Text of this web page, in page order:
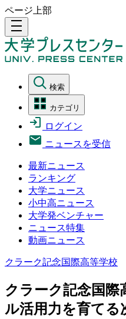
ページ上部
density_medium
検索
カテゴリ
ログイン
ニュースを受信
最新ニュース
ランキング
大学ニュース
小中高ニュース
大学発ベンチャー
ニュース特集
動画ニュース
クラーク記念国際高等学校
クラーク記念国際
ル活用力を育てる